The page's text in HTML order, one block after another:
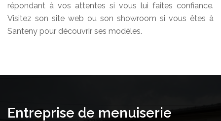
répondant à vos attentes si vous lui faites confiance.
Visitez son site web ou son showroom si vous êtes à
Santeny pour découvrir ses modèles.
Entreprise de menuiserie